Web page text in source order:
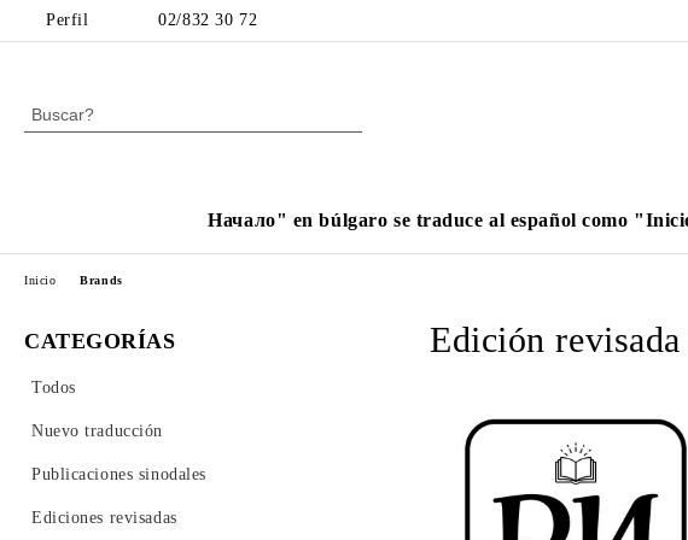
Perfil 02/832 30 72
Начало" en búlgaro se traduce al español como
CATEGORÍAS
Todos
Nuevo traducción
Publicaciones sinodales
Ediciones revisadas
Inicio Brands
Edición